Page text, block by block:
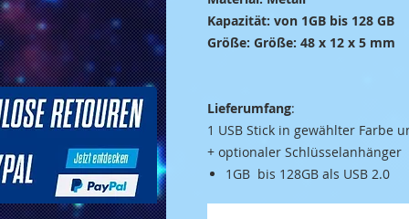
Kapazität: von 1GB bis 128 GB
Größe: Größe: 48 x 12 x 5 mm
Lieferumfang:
1 USB Stick in gewählter Farbe
+ optionaler Schlüsselanhänger
1GB bis 128GB als USB 2.0